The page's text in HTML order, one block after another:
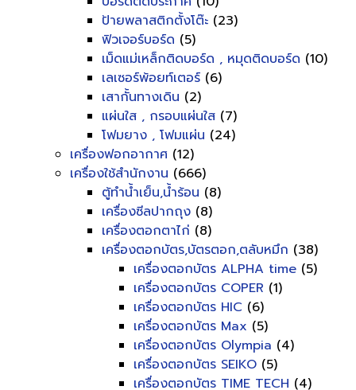
ป้ายพลาสติกตั้งโต๊ะ (23)
ฟิวเจอร์บอร์ด (5)
เม็ดแม่เหล็กติดบอร์ด , หมุดติดบอร์ด (10)
เลเซอร์พ้อยท์เตอร์ (6)
เสากั้นทางเดิน (2)
แผ่นใส , กรอบแผ่นใส (7)
โฟมยาง , โฟมแผ่น (24)
เครื่องฟอกอากาศ (12)
เครื่องใช้สำนักงาน (666)
ตู้ทำน้ำเย็น,น้ำร้อน (8)
เครื่องซีลปากถุง (8)
เครื่องตอกตาไก่ (8)
เครื่องตอกบัตร,บัตรตอก,ตลับหมึก (38)
เครื่องตอกบัตร ALPHA time (5)
เครื่องตอกบัตร COPER (1)
เครื่องตอกบัตร HIC (6)
เครื่องตอกบัตร Max (5)
เครื่องตอกบัตร Olympia (4)
เครื่องตอกบัตร SEIKO (5)
เครื่องตอกบัตร TIME TECH (4)